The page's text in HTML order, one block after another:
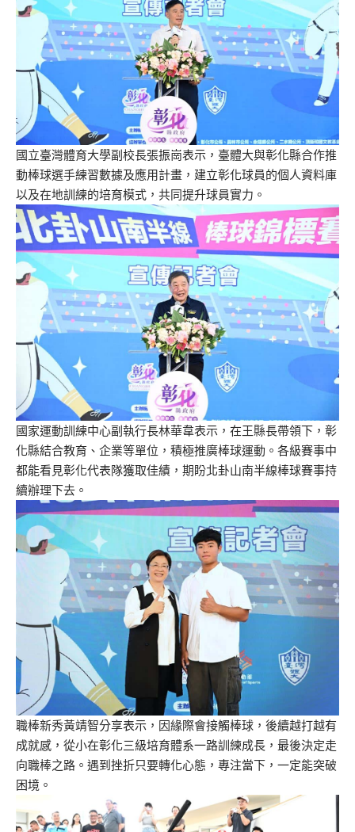
國立臺灣體育大學副校長張振崗表示，臺體大與彰化縣合作推
動棒球選手練習數據及應用計畫，建立彰化球員的個人資料庫
以及在地訓練的培育模式，共同提升球員實力。
國家運動訓練中心副執行長林華韋表示，在王縣長帶領下，彰
化縣結合教育、企業等單位，積極推廣棒球運動。各級賽事中
都能看見彰化代表隊獲取佳績，期盼北卦山南半線棒球賽事持
續辦理下去。
職棒新秀黃靖智分享表示，因緣際會接觸棒球，後續越打越有
成就感，從小在彰化三級培育體系一路訓練成長，最後決定走
向職棒之路。遇到挫折只要轉化心態，專注當下，一定能突破
困境。